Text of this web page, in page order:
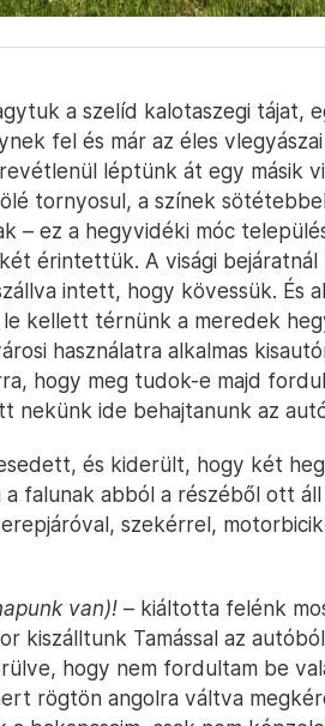
a szelíd kalotaszegi tájat,
fel és már az éles
léptünk át egy másik
tornyosul, a színek
– ez a hegyvidéki móc
érintettük. A visági
intett, hogy kövessük. És
kellett térnünk a meredek
használatra alkalmas
hogy meg tudok-e majd
nekünk ide behajtanunk az
és kiderült, hogy két
falunak abból a részéből ott áll
szekérrel,
van)! – kiáltotta felénk
kiszálltunk Tamással az
hogy nem fordultam be
rögtön angolra váltva